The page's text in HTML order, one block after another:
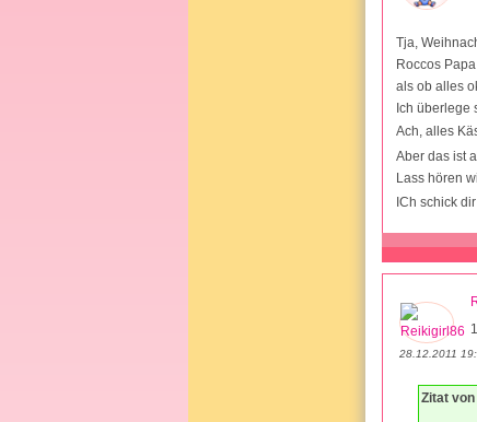
Tja,
Roccos
als ob alles
Ich überlege
Ach, alles
Aber das ist
Lass hören
ICh schick
28.12.2011
Zitat